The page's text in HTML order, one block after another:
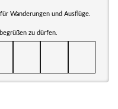
Wanderungen und Ausflüge.
zu dürfen.